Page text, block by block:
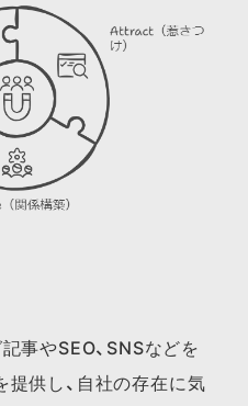
事やSEO、SNSなどを
供し、自社の存在に気